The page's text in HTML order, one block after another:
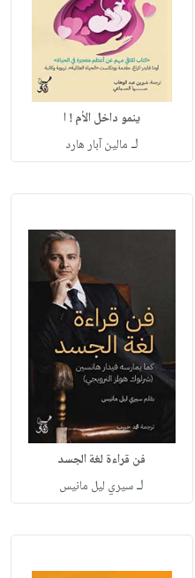
ينمو داخل الأم ! ا
لـ مالين آبار هارد
فن قراءة لغة الجسد
لـسيري ليل مانيس